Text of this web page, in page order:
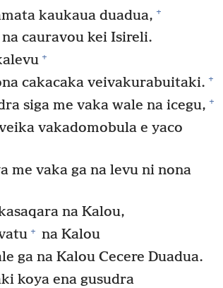
kaukaua duadua, +
cauravou kei Isireli.
+
cakacaka veivakurabuitaki. +
siga me vaka wale na icegu, +
vakadomobula e yaco
me vaka ga na levu ni nona
na Kalou,
+ na Kalou
ga na Kalou Cecere Duadua.
koya ena gusudra